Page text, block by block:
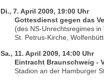
Di., 7. April 2009, 19:00 Uhr
Gottesdienst gegen das
(des NS-Unrechtsregimes in
St. Petrus-Kirche,
Sa., 11. April 2009, 14:00 Uhr
Eintracht Braunschweig -
Stadion an der Hamburger